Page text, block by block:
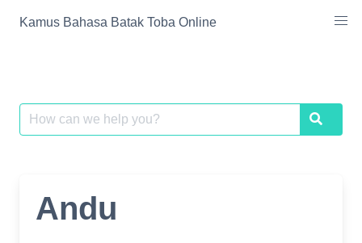
Kamus Bahasa Batak Toba Online
Search
for:
Search
Andu